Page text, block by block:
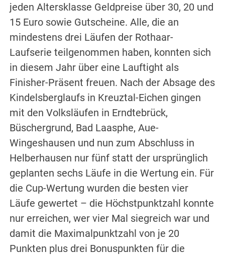
jeden Altersklasse Geldpreise über 30, 20 und
15 Euro sowie Gutscheine. Alle, die an
mindestens drei Läufen der Rothaar-
Laufserie teilgenommen haben, konnten sich
in diesem Jahr über eine Lauftight als
Finisher-Präsent freuen. Nach der Absage des
Kindelsberglaufs in Kreuztal-Eichen gingen
mit den Volksläufen in Erndtebrück,
Büschergrund, Bad Laasphe, Aue-
Wingeshausen und nun zum Abschluss in
Helberhausen nur fünf statt der ursprünglich
geplanten sechs Läufe in die Wertung ein. Für
die Cup-Wertung wurden die besten vier
Läufe gewertet – die Höchstpunktzahl konnte
nur erreichen, wer vier Mal siegreich war und
damit die Maximalpunktzahl von je 20
Punkten plus drei Bonuspunkten für die